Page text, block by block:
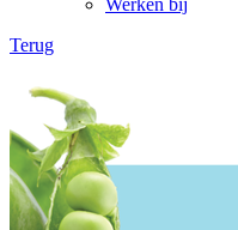
Werken bij
Terug